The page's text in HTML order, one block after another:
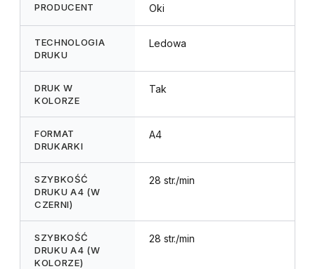
PRODUCENT Oki
TECHNOLOGIA
DRUKU
Ledowa
DRUK W
KOLORZE
Tak
FORMAT
DRUKARKI
A4
SZYBKOŚĆ
DRUKU A4 (W
CZERNI)
28 str./min
SZYBKOŚĆ
DRUKU A4 (W
KOLORZE)
28 str./min